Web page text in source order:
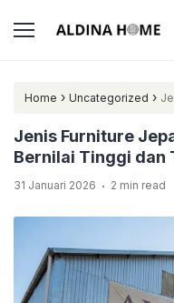
Home › Uncategorized ›
yang Bernilai Tinggi dan
Jenis Furniture
Bernilai Tinggi dan
31 Januari 2026 . 2 min read